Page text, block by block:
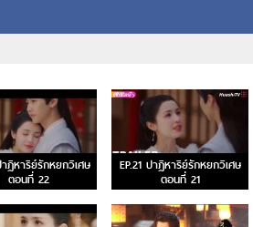
าฏิหาริย์รักหยกวิเศษ
ตอนที่ 22
EP.21 ปาฏิหาริย์รักหยกวิเศษ
ตอนที่ 21